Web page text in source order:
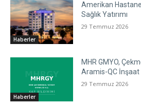
Haberler
Amerikan
Sağlık Yatırımı
29 Temmuz 2026
Haberler
MHR GMYO,
Aramis-QC İnşaat
29 Temmuz 2026